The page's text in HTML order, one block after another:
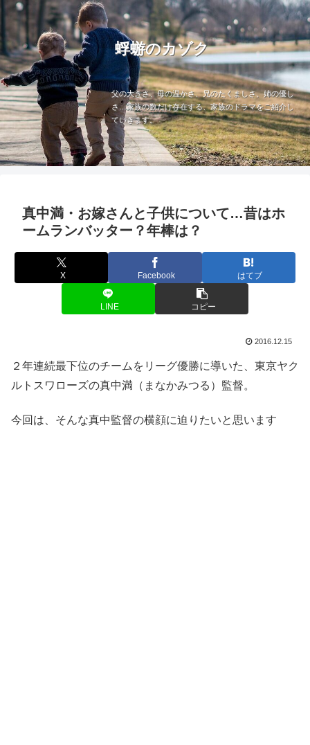
蜉蝣のカゾク
父の大きさ、母の温かさ、兄のたくましさ、姉の優し
さ…家族の数だけ存在する、家族のドラマをご紹介し
ていきます。
真中満・お嫁さんと子供について…昔はホ
ームランバッター？年棒は？
X Facebook はてブ
LINE コピー
2016.12.15
２年連続最下位のチームをリーグ優勝に導いた、東京ヤク
ルトスワローズの真中満（まなかみつる）監督。
今回は、そんな真中監督の横顔に迫りたいと思います